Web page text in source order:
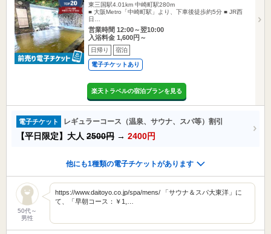
東三国駅4.01km 中崎町駅280m
■ 大阪Metro「中崎町駅」より、下車後徒歩約5分 ■ JR西
日…
営業時間 12:00～翌10:00
入浴料金 1,600円～
日帰り 宿泊
電子チケットあり
楽天トラベルの宿泊プランを見る
電子チケット レギュラーコース（温泉、サウナ、スパ等）割引
【平日限定】大人 2500円 → 2400円
他にも1種類の電子チケットがあります
50代～
男性
https://www.daitoyo.co.jp/spa/mens/ 「サウナ＆スパ大東洋」に
て、「早朝コース：￥1,…